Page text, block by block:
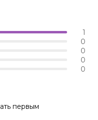
1
0
0
0
0
первым